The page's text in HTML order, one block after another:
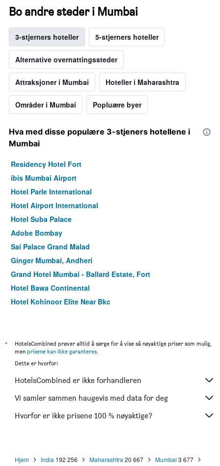
Bo andre steder i Mumbai
3-stjerners hoteller 5-stjerners hoteller
Alternative overnattingssteder
Attraksjoner i Mumbai Hoteller i Maharashtra
Områder i Mumbai Popluære byer
Hva med disse populære 3-stjeners hotellene i
Mumbai
Residency Hotel Fort
ibis Mumbai Airport
Hotel Parle International
Hotel Airport International
Hotel Suba Palace
Adobe Bombay
Sai Palace Grand Malad
Ginger Mumbai, Andheri
Grand Hotel Mumbai - Ballard Estate, Fort
Hotel Bawa Continental
Hotel Kohinoor Elite Near Bkc
The Oriental Residency Hotel
Sea Palace Hotel
Abbott Hotel
Ginger Mumbai Andheri (Midc)
Hotel Residency Andheri
*
HotelsCombined prøver alltid å sørge for å vise så nøyaktige priser som mulig,
men prisene kan ikke garanteres.
Dette er hvorfor:
HotelsCombined er ikke forhandleren
Vi samler sammen haugevis med data for deg
Hvorfor er ikke prisene 100 % nøyaktige?
Hjem India 192 256 Maharashtra 20 667 Mumbai 3 677